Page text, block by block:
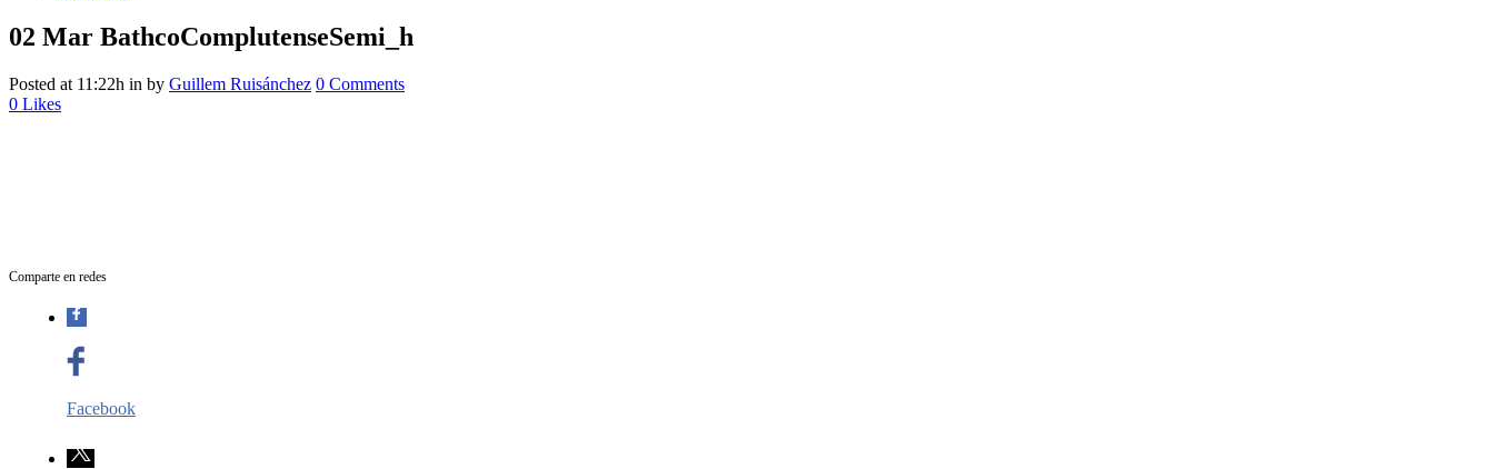
02 Mar BathcoComplutenseSemi_h
Posted at 11:22h in by Guillem Ruisánchez 0 Comments
0 Likes
Comparte en redes
Facebook